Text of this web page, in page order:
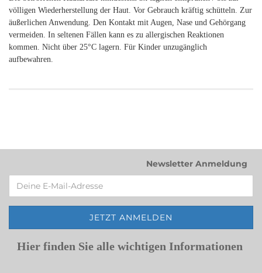
völligen Wiederherstellung der Haut. Vor Gebrauch kräftig schütteln. Zur
äußerlichen Anwendung. Den Kontakt mit Augen, Nase und Gehörgang
vermeiden. In seltenen Fällen kann es zu allergischen Reaktionen
kommen. Nicht über 25°C lagern. Für Kinder unzugänglich
aufbewahren.
Newsletter Anmeldung
Hier finden Sie alle wichtigen Informationen